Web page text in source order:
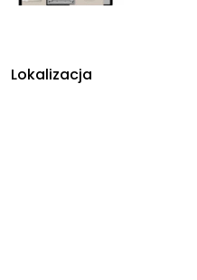
Lokalizacja